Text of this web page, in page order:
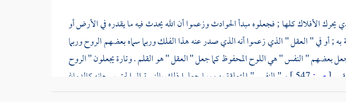
الأفلاك كلها ; فجعلوه مبدأ الحوادث وزعموا أن الله يحدث فيه ما يقدره في الأرض أو
به ; أو في " العقل " الذي زعموا أنه الذي صدر عنه هذا الفلك وربما سماه بعضهم الروح وربما
بعضهم " النفس " هي اللوح المحفوظ كما جعل " العقل " هو القلم . وتارة يجعلون " الروح
[ص:
و " النفس " المتعلقة به وربما جعلوا ذلك بالنسبة إلى الحق سبحانه كالدماغ
أن يكون إلى غير ذلك من المقالات التي قد شرحناها وبينا فسادها في غير هذا الموضع . ومنهم من